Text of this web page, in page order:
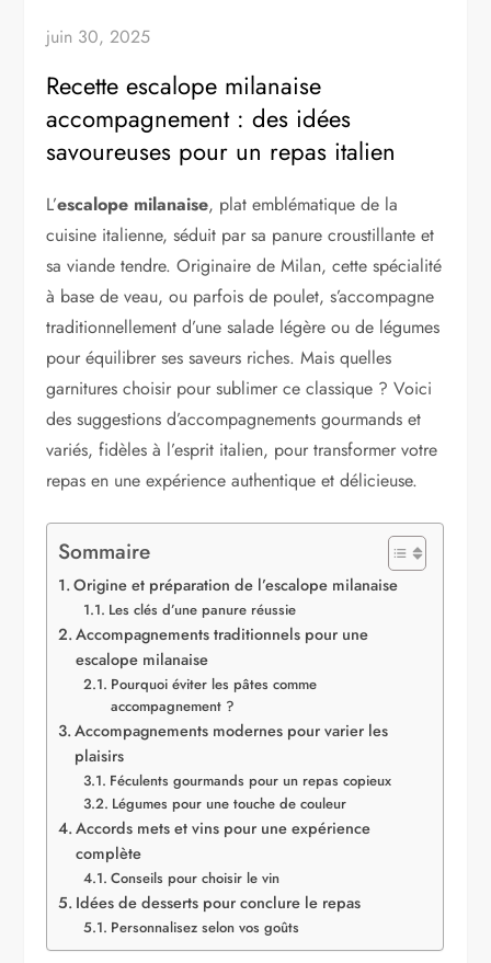
juin 30, 2025
Recette escalope milanaise
accompagnement : des idées
savoureuses pour un repas italien
L’escalope milanaise, plat emblématique de la
cuisine italienne, séduit par sa panure croustillante et
sa viande tendre. Originaire de Milan, cette spécialité
à base de veau, ou parfois de poulet, s’accompagne
traditionnellement d’une salade légère ou de légumes
pour équilibrer ses saveurs riches. Mais quelles
garnitures choisir pour sublimer ce classique ? Voici
des suggestions d’accompagnements gourmands et
variés, fidèles à l’esprit italien, pour transformer votre
repas en une expérience authentique et délicieuse.
Sommaire
Origine et préparation de l’escalope milanaise
Les clés d’une panure réussie
Accompagnements traditionnels pour une
escalope milanaise
Pourquoi éviter les pâtes comme
accompagnement ?
Accompagnements modernes pour varier les
plaisirs
Féculents gourmands pour un repas copieux
Légumes pour une touche de couleur
Accords mets et vins pour une expérience
complète
Conseils pour choisir le vin
Idées de desserts pour conclure le repas
Personnalisez selon vos goûts